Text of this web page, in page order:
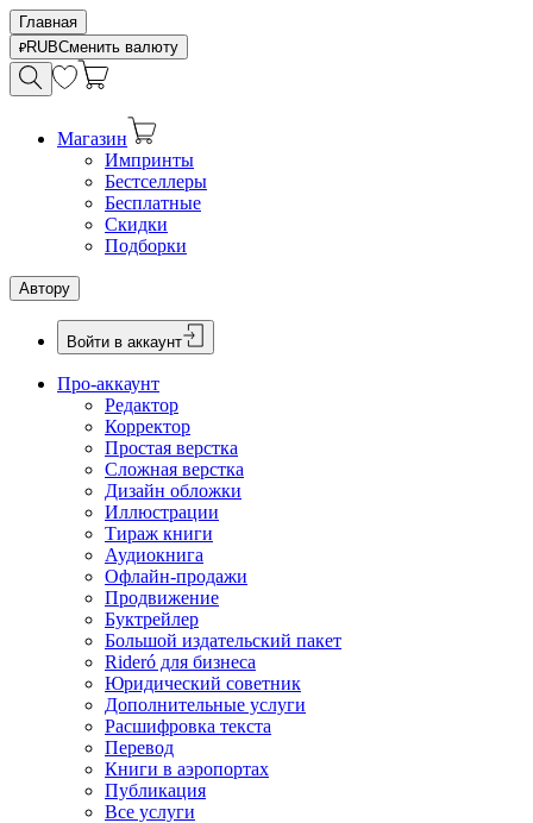
Главная
RUBСменить валюту
Магазин
Импринты
Бестселлеры
Бесплатные
Скидки
Подборки
Автору
Войти в аккаунт
Про-аккаунт
Редактор
Корректор
Простая верстка
Сложная верстка
Дизайн обложки
Иллюстрации
Тираж книги
Аудиокнига
Офлайн-продажи
Продвижение
Буктрейлер
Большой издательский пакет
Rideró для бизнеса
Юридический советник
Дополнительные услуги
Расшифровка текста
Перевод
Книги в аэропортах
Публикация
Все услуги